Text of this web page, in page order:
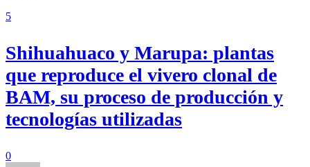
5
Shihuahuaco y Marupa: plantas
que reproduce el vivero clonal de
BAM, su proceso de producción y
tecnologías utilizadas
0